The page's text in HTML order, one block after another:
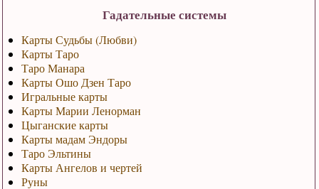
Гадательные системы
Карты Судьбы (Любви)
Карты Таро
Таро Манара
Карты Ошо Дзен Таро
Игральные карты
Карты Марии Ленорман
Цыганские карты
Карты мадам Эндоры
Таро Эльтины
Карты Ангелов и чертей
Руны